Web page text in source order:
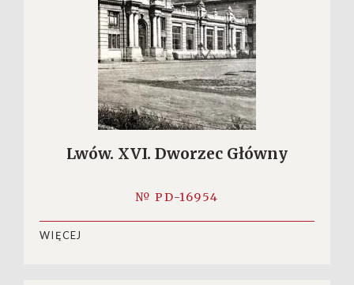
Lwów. XVI. Dworzec Główny
№ PD-16954
WIĘCEJ